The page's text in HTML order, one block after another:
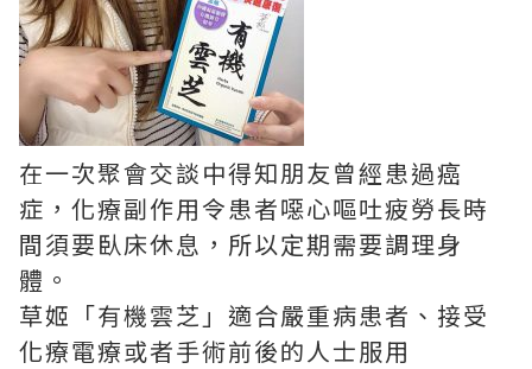
在一次聚會交談中得知朋友曾經患過癌
症，化療副作用令患者噁心嘔吐疲勞長時
間須要臥床休息，所以定期需要調理身
體。
草姬「有機雲芝」適合嚴重病患者、接受
化療電療或者手術前後的人士服用